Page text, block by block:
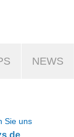
NEWS
Sie uns